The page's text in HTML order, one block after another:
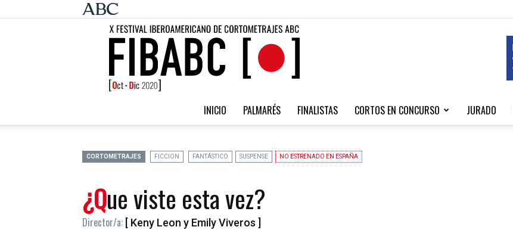
INICIO PALMARÉS FINALISTAS CORTOS EN CONCURSO JURADO
CORTOMETRAJES FICCION FANTÁSTICO SUSPENSE NO ESTRENADO EN ESPAÑA
¿Que viste esta vez?
Director/a: [ Keny Leon y Emily Viveros ]